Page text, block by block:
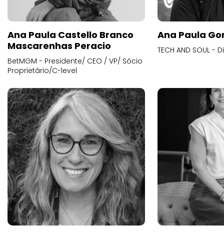
Ana Paula Castello Branco
Mascarenhas Peracio
BetMGM - Presidente/ CEO / VP/ Sócio
Proprietário/C-level
Ana Paula
TECH AND SOUL